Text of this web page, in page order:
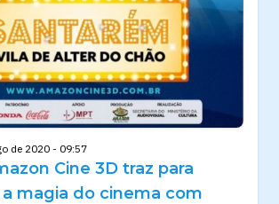
de 2020 - 09:57
Cine 3D traz para
magia do cinema com